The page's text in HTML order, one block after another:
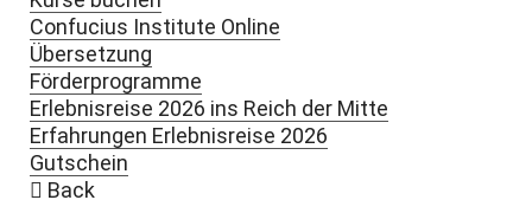
Confucius Institute Online
Übersetzung
Förderprogramme
Erlebnisreise 2026 ins Reich der Mitte
Erfahrungen Erlebnisreise 2026
Gutschein
Back